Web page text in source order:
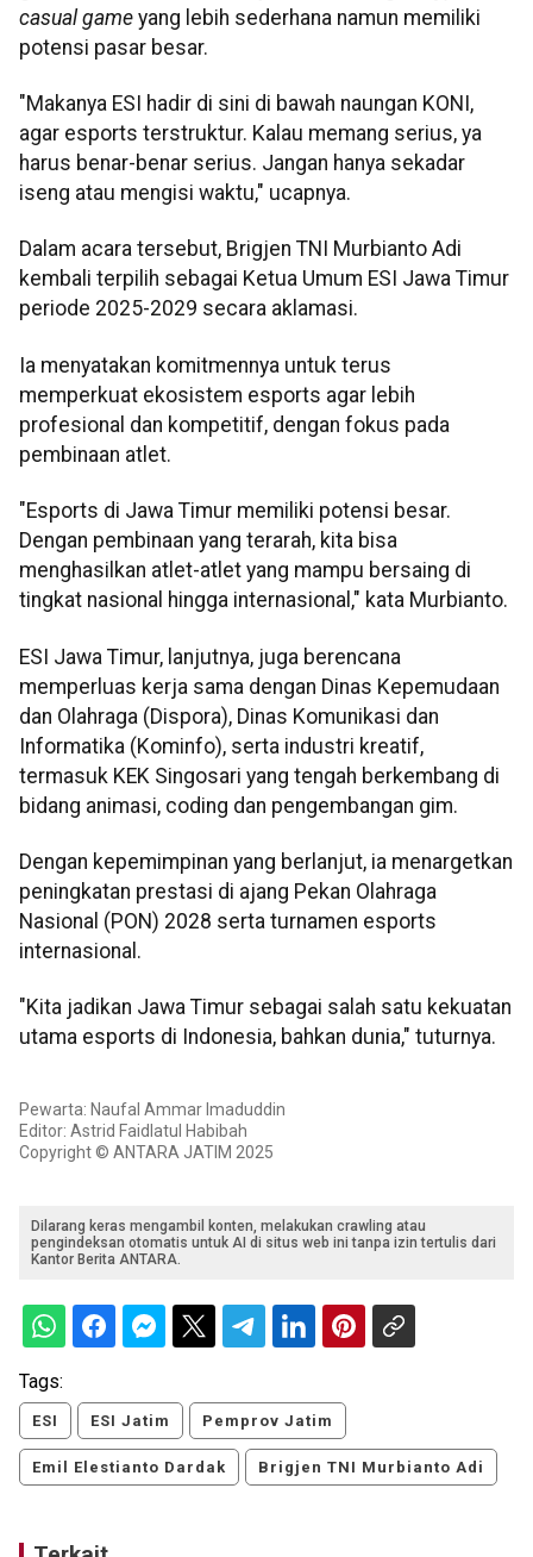
casual game yang lebih sederhana namun memiliki
potensi pasar besar.
"Makanya ESI hadir di sini di bawah naungan KONI,
agar esports terstruktur. Kalau memang serius, ya
harus benar-benar serius. Jangan hanya sekadar
iseng atau mengisi waktu," ucapnya.
Dalam acara tersebut, Brigjen TNI Murbianto Adi
kembali terpilih sebagai Ketua Umum ESI Jawa Timur
periode 2025-2029 secara aklamasi.
Ia menyatakan komitmennya untuk terus
memperkuat ekosistem esports agar lebih
profesional dan kompetitif, dengan fokus pada
pembinaan atlet.
"Esports di Jawa Timur memiliki potensi besar.
Dengan pembinaan yang terarah, kita bisa
menghasilkan atlet-atlet yang mampu bersaing di
tingkat nasional hingga internasional," kata Murbianto.
ESI Jawa Timur, lanjutnya, juga berencana
memperluas kerja sama dengan Dinas Kepemudaan
dan Olahraga (Dispora), Dinas Komunikasi dan
Informatika (Kominfo), serta industri kreatif,
termasuk KEK Singosari yang tengah berkembang di
bidang animasi, coding dan pengembangan gim.
Dengan kepemimpinan yang berlanjut, ia menargetkan
peningkatan prestasi di ajang Pekan Olahraga
Nasional (PON) 2028 serta turnamen esports
internasional.
"Kita jadikan Jawa Timur sebagai salah satu kekuatan
utama esports di Indonesia, bahkan dunia," tuturnya.
Pewarta: Naufal Ammar Imaduddin
Editor: Astrid Faidlatul Habibah
Copyright © ANTARA JATIM 2025
Dilarang keras mengambil konten, melakukan crawling atau
pengindeksan otomatis untuk AI di situs web ini tanpa izin tertulis dari
Kantor Berita ANTARA.
Tags:
ESI ESI Jatim Pemprov Jatim
Emil Elestianto Dardak Brigjen TNI Murbianto Adi